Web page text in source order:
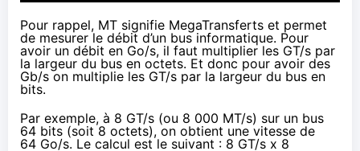
Pour rappel, MT signifie MegaTransferts et permet
de mesurer le débit d’un bus informatique. Pour
avoir un débit en Go/s, il faut multiplier les GT/s par
la largeur du bus en octets. Et donc pour avoir des
Gb/s on multiplie les GT/s par la largeur du bus en
bits.
Par exemple, à 8 GT/s (ou 8 000 MT/s) sur un bus
64 bits (soit 8 octets), on obtient une vitesse de
64 Go/s. Le calcul est le suivant : 8 GT/s x 8